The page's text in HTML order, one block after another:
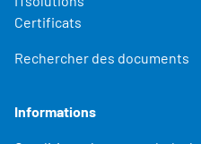
Certificats
Rechercher des documents
Informations